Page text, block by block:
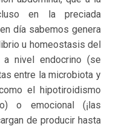
en la preciada
día sabemos genera
u homeostasis del
nivel endocrino (se
entre la microbiota y
el hipotiroidismo
o emocional (¡las
de producir hasta